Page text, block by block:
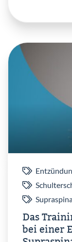
Das
bei einer